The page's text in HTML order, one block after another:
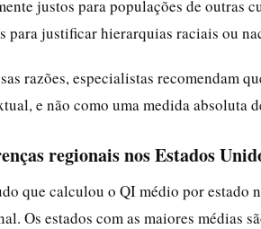
justos para populações de outras
para justificar hierarquias raciais ou
razões, especialistas recomendam
e não como uma medida absoluta
regionais nos Estados
que calculou o QI médio por estado
Os estados com as maiores médias